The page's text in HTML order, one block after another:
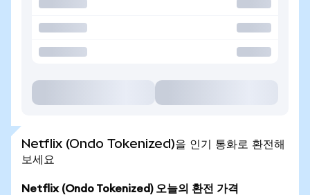
Netflix (Ondo Tokenized)을 인기 통화로 환전해
보세요
Netflix (Ondo Tokenized) 오늘의 환전 가격